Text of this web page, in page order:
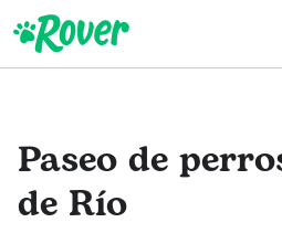
Paseo de
de Río